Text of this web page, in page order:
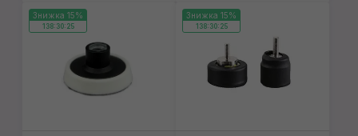
Знижка 15%
138:30:24
Знижка 15%
138:30:24